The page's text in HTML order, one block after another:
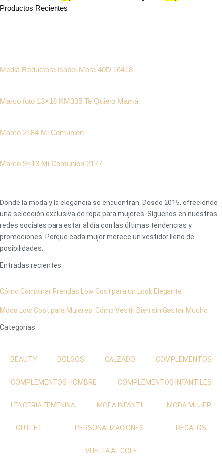
Productos Recientes
Media Reductora Isabel Mora 40D 16418
Marco foto 13×18 KM335 Te Quiero Mamá
Marco 2184 Mi Comunión
Marco 9×13 Mi Comunión 2177
Donde la moda y la elegancia se encuentran. Desde 2015, ofreciendo
una selección exclusiva de ropa para mujeres. Síguenos en nuestras
redes sociales para estar al día con las últimas tendencias y
promociones. Porque cada mujer merece un vestidor lleno de
posibilidades.
Entradas recientes
Cómo Combinar Prendas Low Cost para un Look Elegante
Moda Low Cost para Mujeres: Cómo Vestir Bien sin Gastar Mucho
Categorías
BEAUTY BOLSOS CALZADO COMPLEMENTOS
COMPLEMENTOS HOMBRE COMPLEMENTOS INFANTILES
LENCERIA FEMENINA MODA INFANTIL MODA MUJER
OUTLET PERSONALIZACIONES REGALOS
VUELTA AL COLE